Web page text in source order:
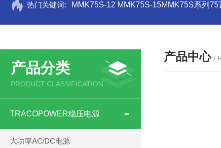
热门关键词: MMK75S-12 MMK75S-15MMK75S系列
产品分类
PRODUCT CLASSIFICATION
TRACOPOWER稳压电源
大功率AC/DC电源
产品中心 /